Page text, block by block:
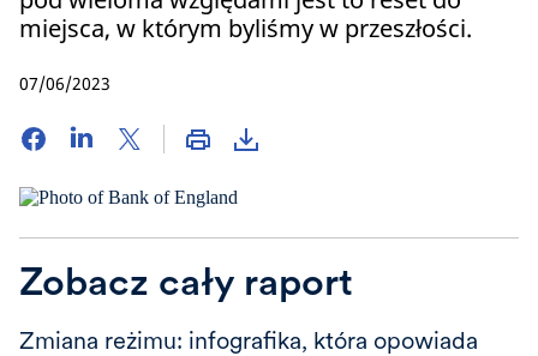
miejsca, w którym byliśmy w przeszłości.
07/06/2023
Zobacz cały raport
Zmiana reżimu: infografika, która opowiada